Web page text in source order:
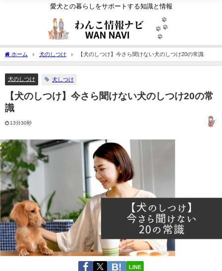
愛犬との暮らしをサポートする知識と情報
ホーム 犬のしつけ 【犬のしつけ】今さら聞けない犬のしつけ20の常識
犬のしつけ 犬しつけ
【犬のしつけ】今さら聞けない犬のしつけ20の常
識
13分30秒
LINE